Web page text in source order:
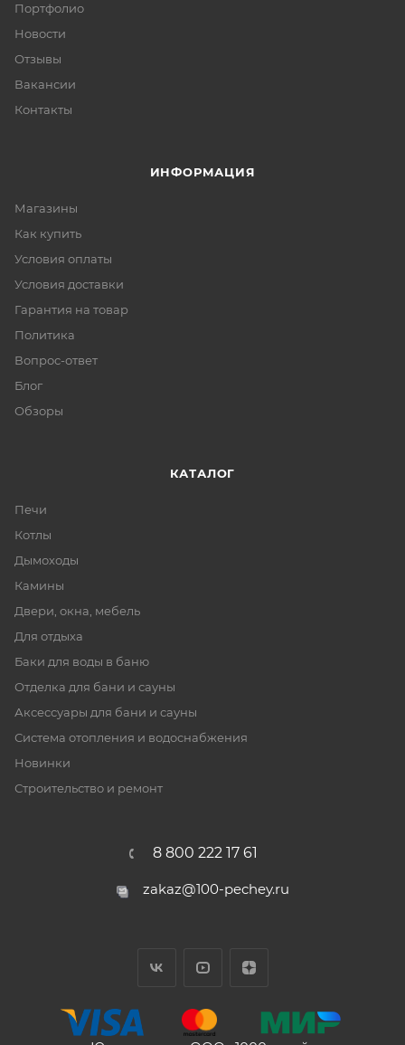
Портфолио
Новости
Отзывы
Вакансии
Контакты
ИНФОРМАЦИЯ
Магазины
Как купить
Условия оплаты
Условия доставки
Гарантия на товар
Политика
Вопрос-ответ
Блог
Обзоры
КАТАЛОГ
Печи
Котлы
Дымоходы
Камины
Двери, окна, мебель
Для отдыха
Баки для воды в баню
Отделка для бани и сауны
Аксессуары для бани и сауны
Система отопления и водоснабжения
Новинки
Строительство и ремонт
8 800 222 17 61
zakaz@100-pechey.ru